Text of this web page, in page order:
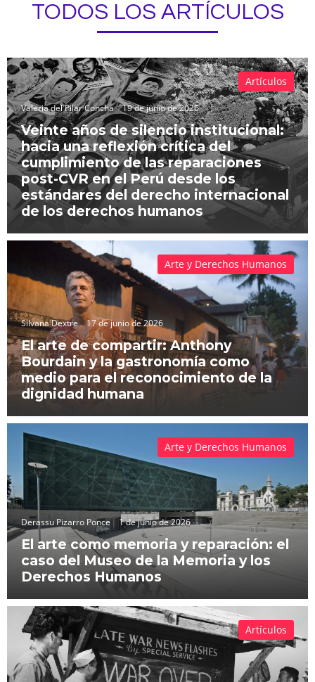
TODOS LOS ARTÍCULOS
Valeria del Pilar Concha 19 de junio de 2026
Veinte años de silencio institucional:
hacia una reflexión crítica del
cumplimiento de las reparaciones
post-CVR en el Perú desde los
estándares del derecho internacional
de los derechos humanos
Artículos
Silvana Dextre 17 de junio de 2026
El arte de compartir: Anthony
Bourdain y la gastronomía como
medio para el reconocimiento de la
dignidad humana
Arte y Derechos Humanos
Derassu Pizarro Ponce 1 de junio de 2026
El arte como memoria y reparación: el
caso del Museo de la Memoria y los
Derechos Humanos
Arte y Derechos Humanos
Artículos